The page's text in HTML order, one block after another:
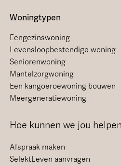
Woningtypen
Eengezinswoning
Levensloopbestendige woning
Seniorenwoning
Mantelzorgwoning
Een kangoeroewoning bouwen
Meergeneratiewoning
Hoe kunnen we jou
Afspraak maken
SelektLeven aanvragen